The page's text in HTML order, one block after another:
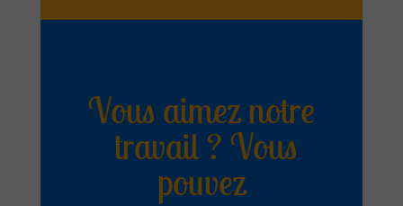
Vous aimez notre
travail ? Vous
pouvez
Roi à Jamais